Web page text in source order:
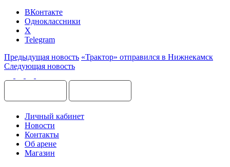
ВКонтакте
Одноклассники
X
Telegram
Предыдущая новость «Трактор» отправился в Нижнекамск
Следующая новость
Личный кабинет
Новости
Контакты
Об арене
Магазин